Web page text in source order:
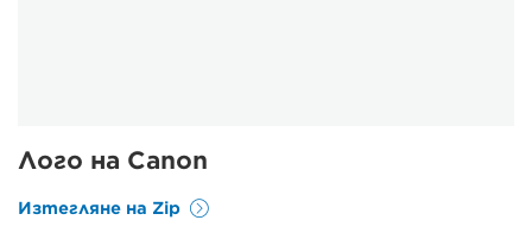
Лого на Canon
Изтегляне на Zip